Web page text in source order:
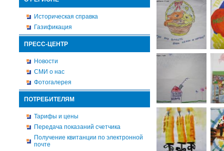
Историческая справка
Газификация
ПРЕСС-ЦЕНТР
Новости
СМИ о нас
Фотогалерея
ПОТРЕБИТЕЛЯМ
Тарифы и цены
Передача показаний счетчика
Получение квитанции по электронной
почте